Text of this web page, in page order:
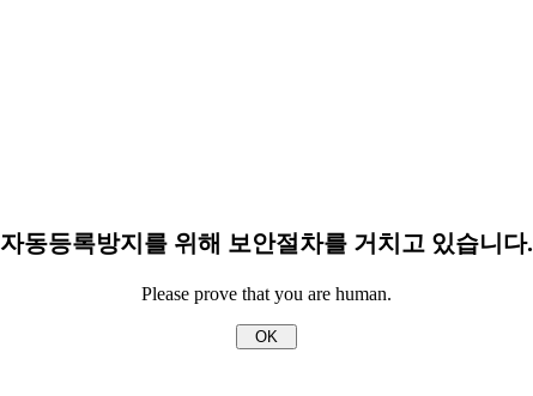
자동등록방지를 위해 보안절차를 거치고 있습니다.
Please prove that you are human.